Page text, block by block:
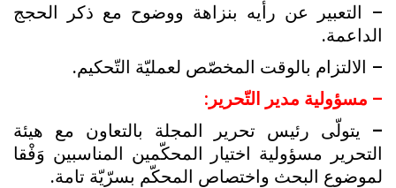
– التعبير عن رأيه بنزاهة ووضوح مع ذکر الحجج
الداعمة.
– الالتزام بالوقت المخصّص لعمليّة التّحکيم.
– مسؤولية مدير التّحرير:
– يتولّى رئيس تحرير المجلة بالتعاون مع هيئة
التحرير مسؤولية اختيار المحکّمين المناسبين وَفْقا
لموضوع البحث واختصاص المحکّم بسرّيّة تامة.